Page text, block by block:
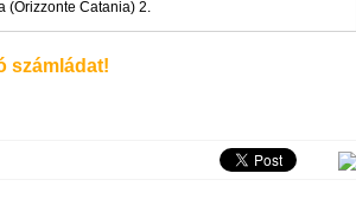
(Orizzonte Catania) 2.
számládat!